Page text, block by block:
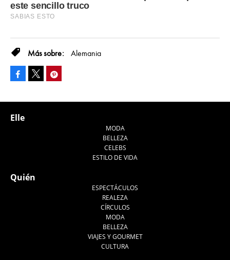
Alemania
Facebook
Elle
MODA
BELLEZA
CELEBS
ESTILO DE VIDA
Quién
ESPECTÁCULOS
REALEZA
CÍRCULOS
MODA
BELLEZA
VIAJES Y GOURMET
CULTURA